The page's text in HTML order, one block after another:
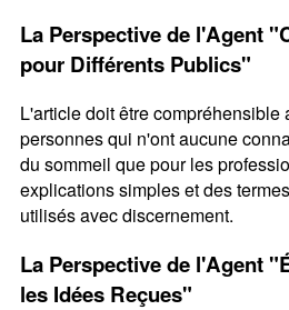
La Perspective de l'Agent
pour Différents Publics"
L'article doit être compréhensible
personnes qui n'ont aucune
du sommeil que pour les
explications simples et des
utilisés avec discernement.
La Perspective de l'Agent
les Idées Reçues"